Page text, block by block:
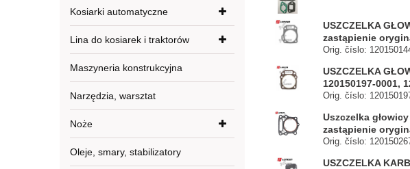
Kosiarki automatyczne
Lina do kosiarek i traktorów
Maszyneria konstrukcyjna
Narzędzia, warsztat
Noże
Oleje, smary, stabilizatory
USZCZELKA
zastąpienie
Orig. číslo:
USZCZELKA
120150197-0001,
Orig. číslo:
Uszczelka
zastąpienie
Orig. číslo:
USZCZELKA